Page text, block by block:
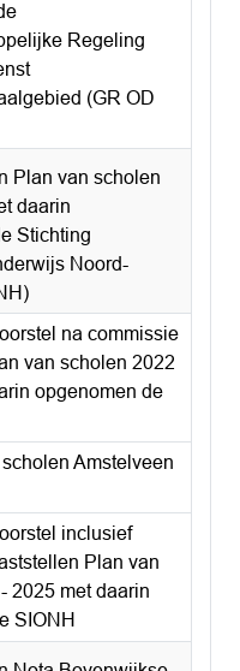
Regeling
(GR OD
Plan van scholen
daarin
Stichting
Noord-
na commissie
van scholen 2022
opgenomen de
Amstelveen
inclusief
Plan van
2025 met daarin
SIONH